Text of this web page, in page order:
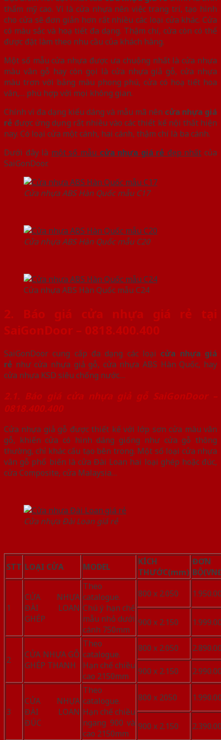
thẩm mỹ cao. Vì là cửa nhựa nên việc trang trí, tạo hình
cho cửa sẽ đơn giản hơn rất nhiều các loại cửa khác. Cửa
có màu sắc và hoạ tiết đa dạng. Thậm chí, cửa còn có thể
được đặt làm theo nhu cầu của khách hàng.
Một số mẫu cửa nhựa được ưa chuộng nhất là cửa nhựa
màu vân gỗ hay còn gọi là cửa nhựa giả gỗ, cửa nhựa
màu trơn với bảng màu phong phú, cửa có hoạ tiết hoa
văn,… phù hợp với mọi không gian.
Chính vì đa dạng kiểu dáng và mẫu mã nên cửa nhựa giá
rẻ được ứng dụng rất nhiều vào các thiết kế nội thất hiện
nay. Có loại cửa một cánh, hai cánh, thậm chí là ba cánh.
Dưới đây là một số mẫu cửa nhựa giá rẻ đẹp nhất của
SaiGonDoor.
Cửa nhựa ABS Hàn Quốc mẫu C17
Cửa nhựa ABS Hàn Quốc mẫu C20
Cửa nhựa ABS Hàn Quốc mẫu C24
2. Báo giá cửa nhựa giá rẻ tại
SaiGonDoor – 0818.400.400
SaiGonDoor cung cấp đa dạng các loại cửa nhựa giá
rẻ như cửa nhựa giả gỗ, cửa nhựa ABS Hàn Quốc, hay
cửa nhựa KSD siêu chống nước…
2.1. Báo giá cửa nhựa giả gỗ SaiGonDoor –
0818.400.400
Cửa nhựa giả gỗ được thiết kế với lớp sơn cửa màu vân
gỗ, khiến cửa có hình dáng giống như cửa gỗ thông
thường, chỉ khác cấu tạo bên trong. Một số loại cửa nhựa
vân gỗ phổ biến là cửa Đài Loan hai loại ghép hoặc đúc,
cửa Composite, cửa Malaysia…
Cửa nhựa Đài Loan giá rẻ
STT LOẠI CỬA MODEL
KÍCH
THƯỚC(mm)
ĐƠN
BỘ
1
CỬA NHỰA
ĐÀI LOAN
GHÉP
Theo
catalogue.
Chú ý hạn chế
mẫu nhỏ dưới
cánh 750mm
800 x 2.050
900 x 2.150
2
CỬA NHỰA GỖ
GHÉP THANH
Theo
catalogue.
Hạn chế chiều
cao 2150mm
800 x 2.050
900 x 2.150
3
CỬA NHỰA
ĐÀI LOAN
ĐÚC
Theo
catalogue.
Hạn chế chiều
ngang 900 và
cao 2150mm
800 x 2050
900 x 2.150